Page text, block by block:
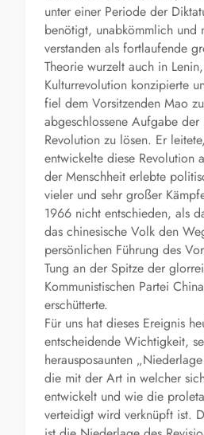
unter einer Periode der
benötigt, unabkömmlich und
verstanden als fortlaufende
Theorie wurzelt auch in
Kulturrevolution konzipierte
fiel dem Vorsitzenden Mao
abgeschlossene Aufgabe
Revolution zu lösen. Er
entwickelte diese Revolution
der Menschheit erlebte
vieler und sehr großer
1966 nicht entschieden, als
das chinesische Volk den
persönlichen Führung des
Tung an der Spitze der
Kommunistischen Partei
erschütterte.
Für uns hat dieses Ereignis
entscheidende Wichtigkeit,
herausposaunten
die mit der Art in welcher
entwickelt und wie die
verteidigt wird verknüpft ist.